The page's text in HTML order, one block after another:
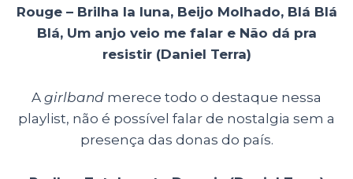
Rouge – Brilha la luna, Beijo Molhado, Blá Blá
Blá, Um anjo veio me falar e Não dá pra
resistir (Daniel Terra)
A girlband merece todo o destaque nessa
playlist, não é possível falar de nostalgia sem a
presença das donas do país.